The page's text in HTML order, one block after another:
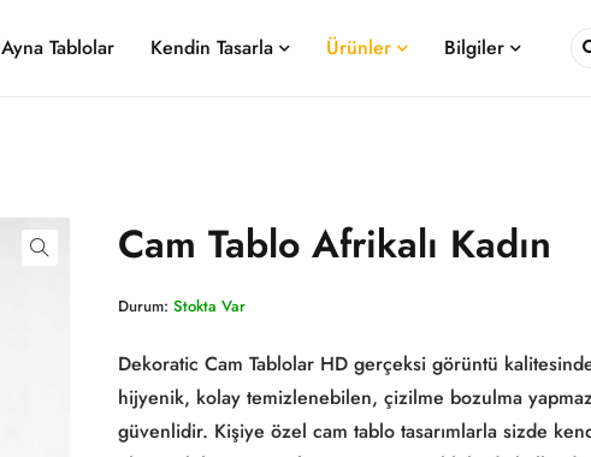
Ayna Tablolar Kendin Tasarla Ürünler Bilgiler
Cam Tablo Afrikalı Kadın
Durum: Stokta Var
Dekoratic Cam Tablolar HD gerçeksi görüntü
hijyenik, kolay temizlenebilen, çizilme bozulma
güvenlidir. Kişiye özel cam tablo tasarımlarla sizde